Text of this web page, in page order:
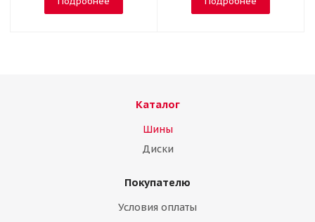
Каталог
Шины
Диски
Покупателю
Условия оплаты